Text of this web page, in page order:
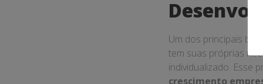
Um dos principais
tem suas próprias
individualizado. Esse
crescimento